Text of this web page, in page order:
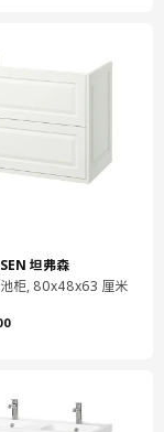
。
选择标准洗涤程
坦弗森
柜, 80x48x63 厘米